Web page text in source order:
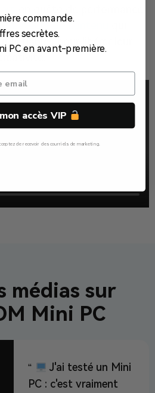
créateurs de contenu
fiables pour libérer leur
médias sur
Mini PC
J'ai testé un Mini
PC : c'est vraiment
commande.
secrètes.
PC en avant-première.
accès VIP
de recevoir des courriels de marketing.